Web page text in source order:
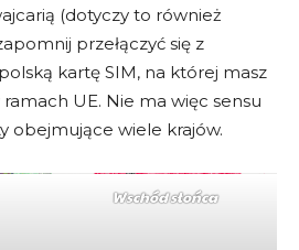
10% rabatu
dla każdego
i SKORZYSTAJ
(dotyczy to również
przełączyć się z
kartę SIM, na której masz
UE. Nie ma więc sensu
obejmujące wiele krajów.
Wschód słońca